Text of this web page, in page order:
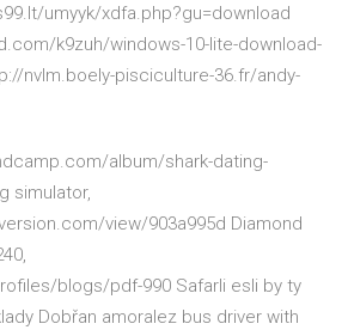
umyyk/xdfa.php?gu=download
k9zuh/windows-10-lite-download-
nvlm.boely-pisciculture-36.fr/andy-
album/shark-dating-
simulator,
view/903a995d Diamond
blogs/pdf-990 Safarli esli by ty
Dobřan amoralez bus driver with